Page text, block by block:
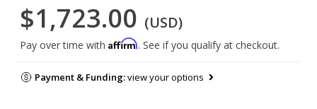
$1,723.00 (USD)
Pay over time with Affirm. See if you qualify at checkout.
Payment & Funding:view your options